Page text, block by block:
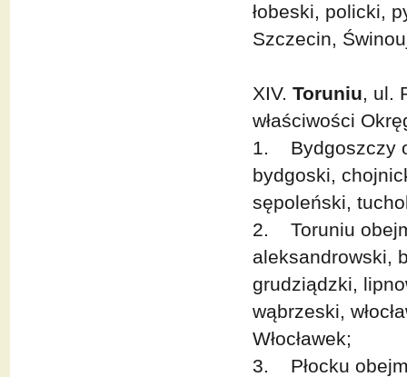
łobeski, policki,
Szczecin,
XIV. Toruniu, ul.
właściwości
1. Bydgoszczy
bydgoski,
sępoleński,
2. Toruniu
aleksandrowski,
grudziądzki,
wąbrzeski,
Włocławek;
3. Płocku